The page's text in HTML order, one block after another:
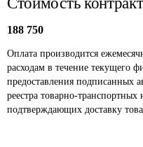
188 750
Оплата производится
расходам в течение текущего
предоставления подписанных
реестра товарно-
подтверждающих доставку